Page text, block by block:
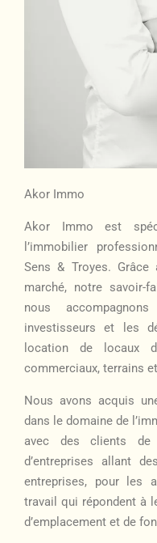
Akor Immo
Akor Immo est
l’immobilier
Sens & Troyes.
marché, notre savoir-
nous
investisseurs et les
location de locaux
commerciaux, terrains
Nous avons acquis
dans le domaine de
avec des clients de
d’entreprises allant
entreprises, pour les
travail qui répondent à
d’emplacement et de